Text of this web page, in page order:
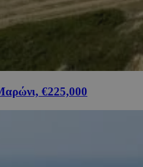
€225,000